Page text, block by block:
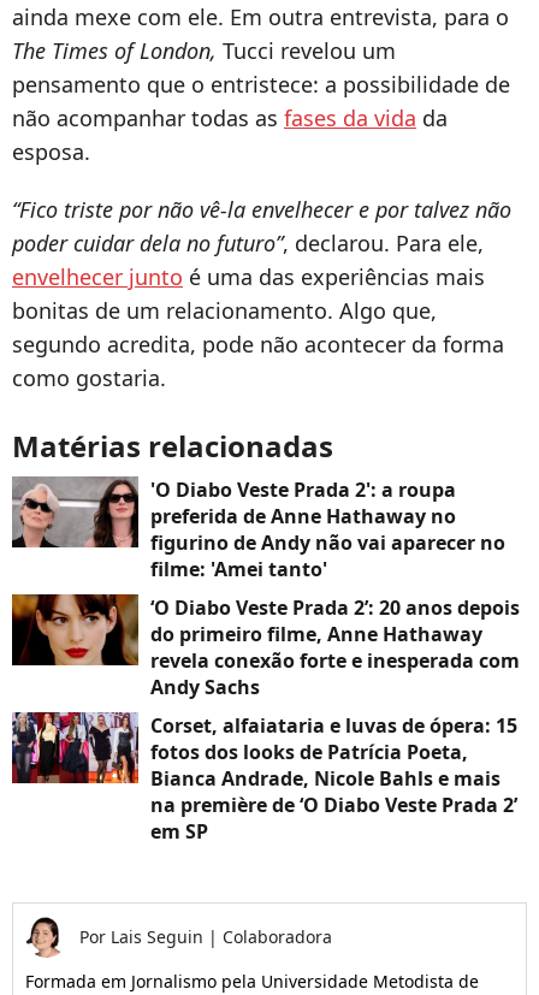
ainda mexe com ele. Em outra entrevista, para o
The Times of London, Tucci revelou um
pensamento que o entristece: a possibilidade de
não acompanhar todas as fases da vida da
esposa.
“Fico triste por não vê-la envelhecer e por talvez não
poder cuidar dela no futuro”, declarou. Para ele,
envelhecer junto é uma das experiências mais
bonitas de um relacionamento. Algo que,
segundo acredita, pode não acontecer da forma
como gostaria.
Matérias relacionadas
'O Diabo Veste Prada 2': a roupa
preferida de Anne Hathaway no
figurino de Andy não vai aparecer no
filme: 'Amei tanto'
‘O Diabo Veste Prada 2’: 20 anos depois
do primeiro filme, Anne Hathaway
revela conexão forte e inesperada com
Andy Sachs
Corset, alfaiataria e luvas de ópera: 15
fotos dos looks de Patrícia Poeta,
Bianca Andrade, Nicole Bahls e mais
na première de ‘O Diabo Veste Prada 2’
em SP
Por Lais Seguin | Colaboradora
Formada em Jornalismo pela Universidade Metodista de